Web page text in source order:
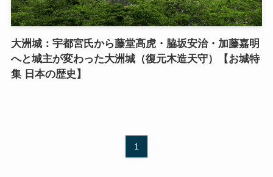
大洲城：宇都宮氏から藤堂高虎・脇坂安治・加藤嘉明
へと城主が変わった大洲城（復元木造天守）【お城特
集 日本の歴史】
1